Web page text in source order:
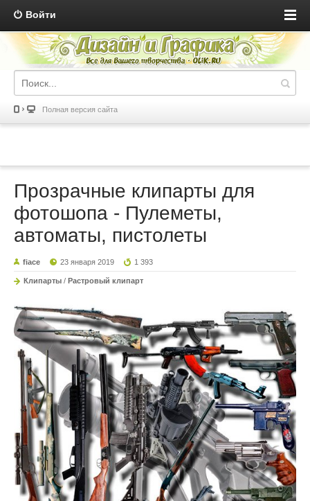
Войти
Полная версия сайта
Прозрачные клипарты для
фотошопа - Пулеметы,
автоматы, пистолеты
fiace 23 января 2019 1 393
Клипарты / Растровый клипарт